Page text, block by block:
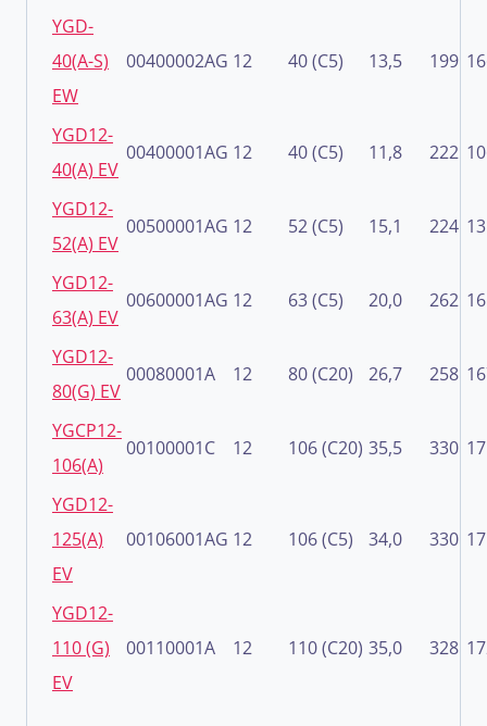
YGD-
40(A-S)
EW
00400002AG 12 40 (C5) 13,5 199
YGD12-
40(A) EV
00400001AG 12 40 (C5) 11,8 222
YGD12-
52(A) EV
00500001AG 12 52 (C5) 15,1 224
YGD12-
63(A) EV
00600001AG 12 63 (C5) 20,0 262
YGD12-
80(G) EV
00080001A 12 80 (C20) 26,7 258
YGCP12-
106(A)
00100001C 12 106 (C20) 35,5 330
YGD12-
125(A)
EV
00106001AG 12 106 (C5) 34,0 330
YGD12-
110 (G)
EV
00110001A 12 110 (C20) 35,0 328